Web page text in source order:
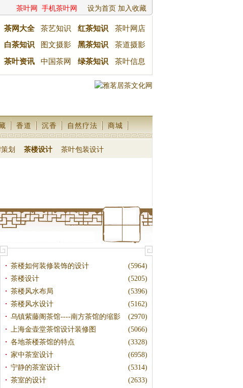
茶叶网 手机茶叶网 设为首页 加入收藏
茶网大全 茶艺知识 红茶知识
茶叶网店
白茶知识 图文摄影 黑茶知识 茶道摄影
茶叶资讯 中国茶网 绿茶知识 茶叶信息
香道 沉香 自然疗法 商城
划 茶楼设计 茶叶包装设计
(5964)
茶楼如何装修装饰的设计
(5205)
茶楼设计
(5396)
茶楼风水布局
(5162)
茶楼风水设计
(2970)
乌镇紫藤阁茶馆----南方茶馆的缩影
(5066)
上海金壶堂茶馆设计装修图
(3328)
各地茶楼茶馆的特点
(6958)
家中茶室设计
(5314)
宁静的茶室设计
(2633)
茶室的设计